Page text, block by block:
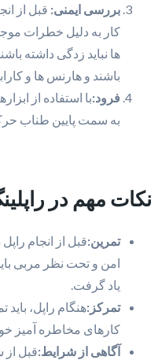
بررسی ایمنی: قبل از
کار به دلیل خطرات
ها نباید زدگی داشته
باشند و هارنس ها و
فرود:با استفاده از
به سمت پایین طناب
نکات مهم در
تمرین:قبل از انجام
امن و تحت نظر مربی
یاد گرفت.
تمرکز:هنگام راپل،
کارهای مخاطره آمیز
آگاهی از شرایط:قبل از